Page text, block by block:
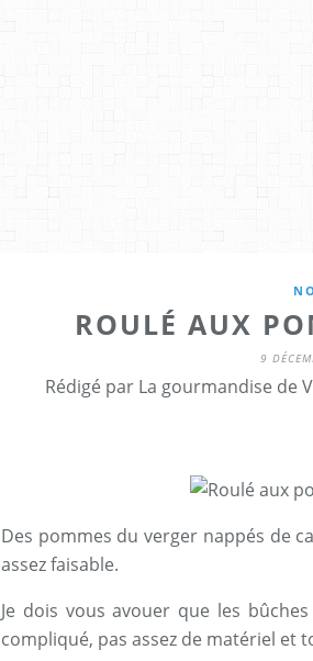
ROULÉ AUX
9
Rédigé par La gourmandise de
Des pommes du verger nappés de
assez faisable.
Je dois vous avouer que les
compliqué, pas assez de matériel et